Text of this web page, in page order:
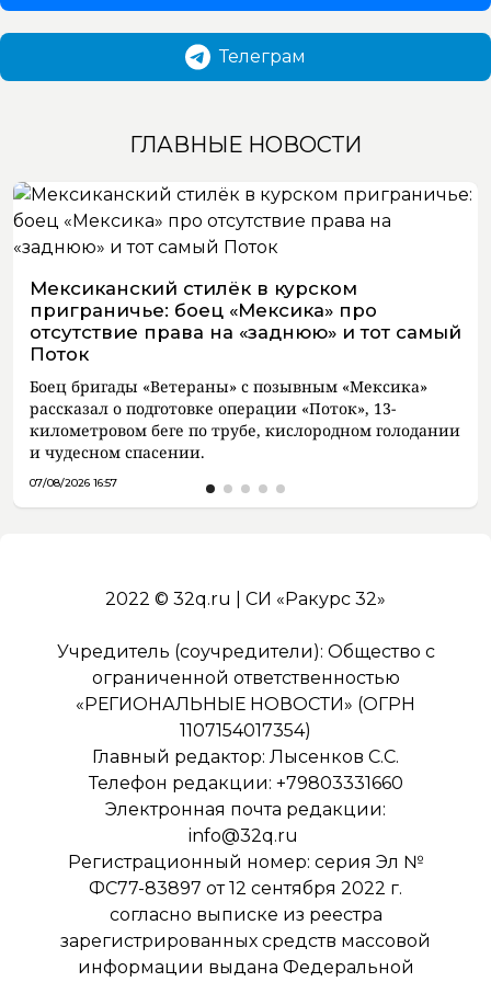
Телеграм
ГЛАВНЫЕ НОВОСТИ
Мексиканский стилёк в курском
приграничье: боец «Мексика» про
отсутствие права на «заднюю» и тот самый
Поток
Боец бригады «Ветераны» с позывным «Мексика»
рассказал о подготовке операции «Поток», 13-
километровом беге по трубе, кислородном голодании
и чудесном спасении.
07/08/2026 16:57
2022 © 32q.ru | СИ «Ракурс 32»
Учредитель (соучредители): Общество с
ограниченной ответственностью
«РЕГИОНАЛЬНЫЕ НОВОСТИ» (ОГРН
1107154017354)
Главный редактор: Лысенков С.С.
Телефон редакции: +79803331660
Электронная почта редакции:
info@32q.ru
Регистрационный номер: серия Эл №
ФС77-83897 от 12 сентября 2022 г.
согласно выписке из реестра
зарегистрированных средств массовой
информации выдана Федеральной